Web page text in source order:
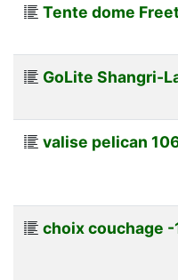
Tente dome
GoLite Shangri-
valise pelican
choix couchage -